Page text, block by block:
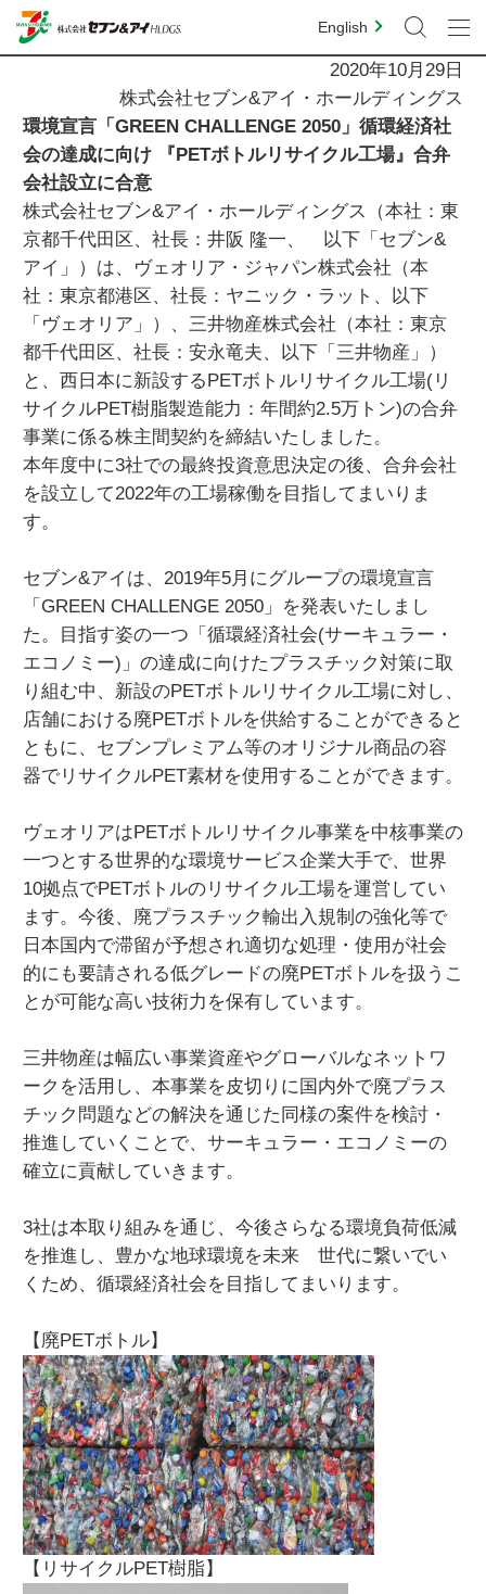
English
2020年10月29日
株式会社セブン&アイ・ホールディングス
環境宣言「GREEN CHALLENGE 2050」循環経済社
会の達成に向け 『PETボトルリサイクル工場』合弁
会社設立に合意
株式会社セブン&アイ・ホールディングス（本社：東
京都千代田区、社長：井阪 隆一、 以下「セブン&
アイ」）は、ヴェオリア・ジャパン株式会社（本
社：東京都港区、社長：ヤニック・ラット、以下
「ヴェオリア」）、三井物産株式会社（本社：東京
都千代田区、社長：安永竜夫、以下「三井物産」）
と、西日本に新設するPETボトルリサイクル工場(リ
サイクルPET樹脂製造能力：年間約2.5万トン)の合弁
事業に係る株主間契約を締結いたしました。
本年度中に3社での最終投資意思決定の後、合弁会社
を設立して2022年の工場稼働を目指してまいりま
す。
セブン&アイは、2019年5月にグループの環境宣言
「GREEN CHALLENGE 2050」を発表いたしまし
た。目指す姿の一つ「循環経済社会(サーキュラー・
エコノミー)」の達成に向けたプラスチック対策に取
り組む中、新設のPETボトルリサイクル工場に対し、
店舗における廃PETボトルを供給することができると
ともに、セブンプレミアム等のオリジナル商品の容
器でリサイクルPET素材を使用することができます。
ヴェオリアはPETボトルリサイクル事業を中核事業の
一つとする世界的な環境サービス企業大手で、世界
10拠点でPETボトルのリサイクル工場を運営してい
ます。今後、廃プラスチック輸出入規制の強化等で
日本国内で滞留が予想され適切な処理・使用が社会
的にも要請される低グレードの廃PETボトルを扱うこ
とが可能な高い技術力を保有しています。
三井物産は幅広い事業資産やグローバルなネットワ
ークを活用し、本事業を皮切りに国内外で廃プラス
チック問題などの解決を通じた同様の案件を検討・
推進していくことで、サーキュラー・エコノミーの
確立に貢献していきます。
3社は本取り組みを通じ、今後さらなる環境負荷低減
を推進し、豊かな地球環境を未来 世代に繋いでい
くため、循環経済社会を目指してまいります。
【廃PETボトル】
【リサイクルPET樹脂】